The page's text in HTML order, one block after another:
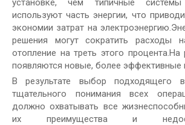
установке, чем типичные
используют часть энергии, что
экономии затрат на
решения могут сократить расходы
отопление на треть этого
появляются новые, более эффективные
В результате выбор подходящего
тщательного понимания всех
должно охватывать все
их преимущества и